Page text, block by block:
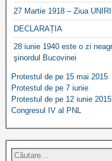
27 Martie 1918 – Ziua
DECLARAȚIA
28 iunie 1940 este o zi
şinordul Bucovinei
Protestul de pe 15 mai 2015
Protestul de pe 7 iunie
Protestul de pe 12 iunie 2015
Congresul IV al PNL